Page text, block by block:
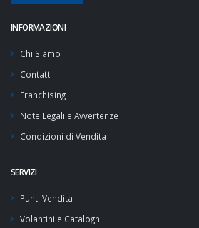
INFORMAZIONI
Chi Siamo
Contatti
Franchising
Note Legali e Avvertenze
Condizioni di Vendita
SERVIZI
Punti Vendita
Volantini e Cataloghi